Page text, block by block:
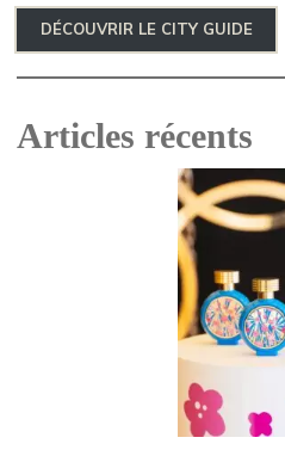
DÉCOUVRIR LE CITY GUIDE
Articles récents